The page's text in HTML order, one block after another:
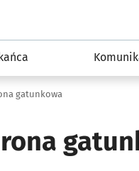
gatunkowa